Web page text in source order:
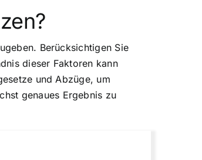
Berücksichtigen Sie
dieser Faktoren kann
und Abzüge, um
genaues Ergebnis zu